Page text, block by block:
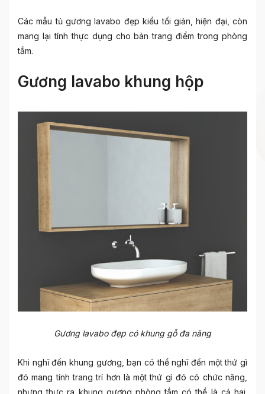
Các mẫu tủ gương lavabo đẹp kiểu tối giản, hiện đại, còn
mang lại tính thực dụng cho bàn trang điểm trong phòng
tắm.
Gương lavabo khung hộp
Gương lavabo đẹp có khung gỗ đa năng
Khi nghĩ đến khung gương, bạn có thể nghĩ đến một thứ gì
đó mang tính trang trí hơn là một thứ gì đó có chức năng,
nhưng thực ra khung gương phòng tắm có thể là cả hai.